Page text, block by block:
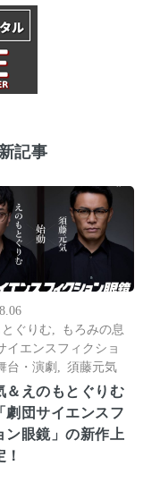
記事
ぐりむ
もろみの息
イエンスフィクショ
台・演劇 須藤元気
＆えのもとぐりむ
劇団サイエンスフ
ン眼鏡」の新作上